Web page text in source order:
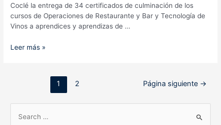
Coclé la entrega de 34 certificados de culminación de los
cursos de Operaciones de Restaurante y Bar y Tecnología de
Vinos a aprendices y aprendizas de …
34
Leer más »
1 2 Página siguiente →